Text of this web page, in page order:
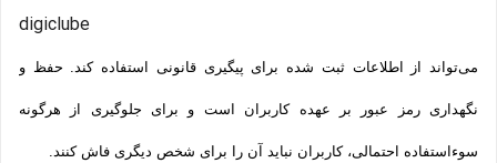
digiclube
می‌تواند از اطلاعات ثبت شده برای پیگیری قانونی استفاده کند. حفظ و
نگهداری رمز عبور بر عهده کاربران است و برای جلوگیری از هرگونه
سوءاستفاده احتمالی، کاربران نباید آن را برای شخص دیگری فاش کنند.